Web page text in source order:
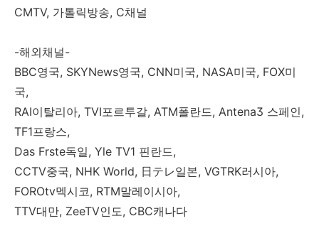
CMTV, 가톨릭방송, C채널
-해외채널-
BBC영국, SKYNews영국, CNN미국, NASA미국, FOX미
국,
RAI이탈리아, TVI포르투갈, ATM폴란드, Antena3 스페인,
TF1프랑스,
Das Frste독일, Yle TV1 핀란드,
CCTV중국, NHK World, 日テレ일본, VGTRK러시아,
FOROtv멕시코, RTM말레이시아,
TTV대만, ZeeTV인도, CBC캐나다